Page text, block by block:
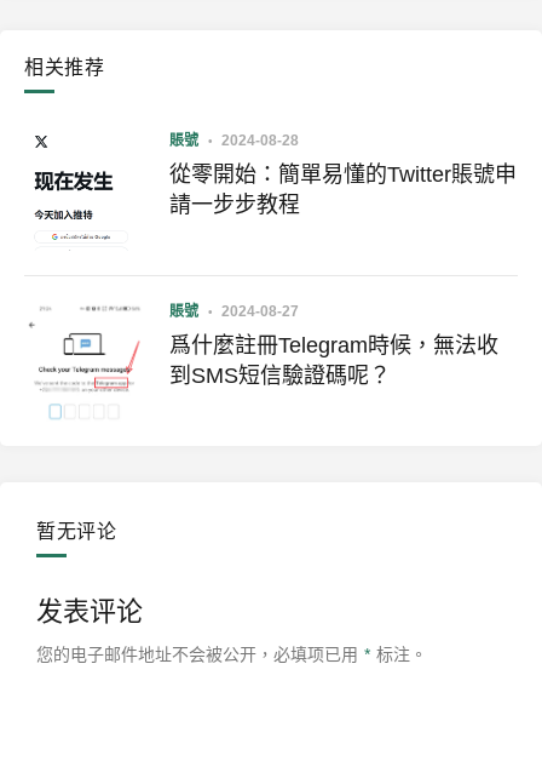
相关推荐
賬號 2024-08-28
從零開始：簡單易懂的Twitter賬號申
請一步步教程
賬號 2024-08-27
爲什麼註冊Telegram時候，無法收
到SMS短信驗證碼呢？
暂无评论
发表评论
您的电子邮件地址不会被公开， 必填项已用 * 标注。